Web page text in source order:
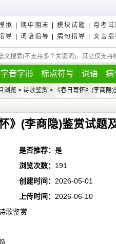
拟 期中期末 模块试题 月考试
导 词语指导 病句指导 文言指
字音字形 标点符号 词语 病
浏览> 诗歌鉴赏> 《春日寄怀》(李商隐)
》(李商隐)鉴赏试题
是否推荐： 是
浏览次数： 191
创建时间： 2026-05-01
上传时间： 2026-06-10
歌鉴赏